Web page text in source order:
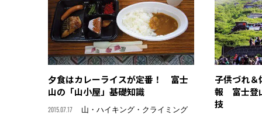
夕食はカレーライスが定番！ 富士
山の「山小屋」基礎知識
2015.07.17 山・ハイキング・クライミング
子供づれ＆
報 富士登
技